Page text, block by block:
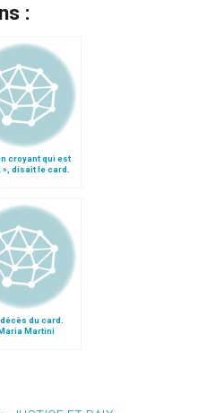
:
croyant qui est
», disait le card.
du card.
Martini